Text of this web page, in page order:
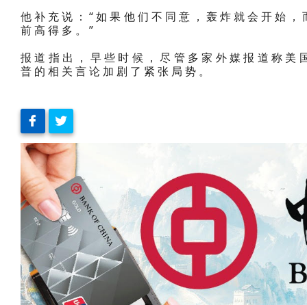
他补充说：“如果他们不同意，轰炸就会开始
前高得多。”
报道指出，早些时候，尽管多家外媒报道称
普的相关言论加剧了紧张局势。